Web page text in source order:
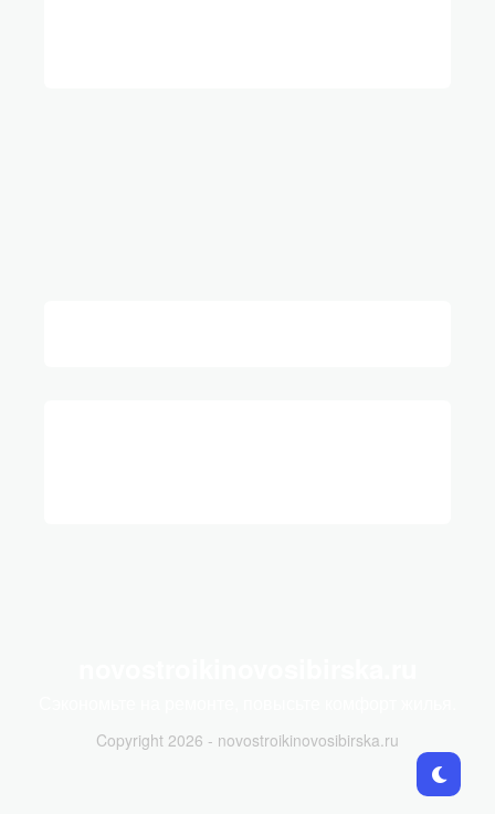
Copyright 2026 - novostroikinovosibirska.ru